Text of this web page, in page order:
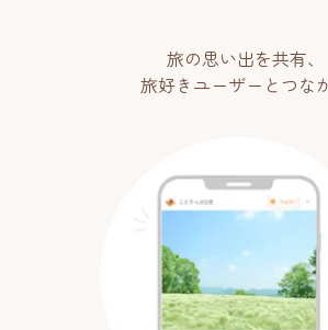
旅の思い出を共有、
旅好きユーザーとつな